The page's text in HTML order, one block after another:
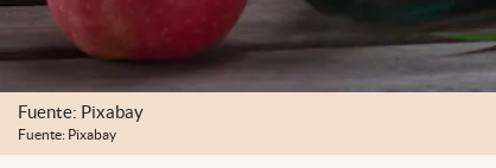
Fuente: Pixabay
Fuente: Pixabay